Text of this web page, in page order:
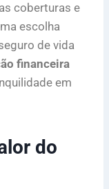
coberturas e
escolha
de vida
financeira
em
do